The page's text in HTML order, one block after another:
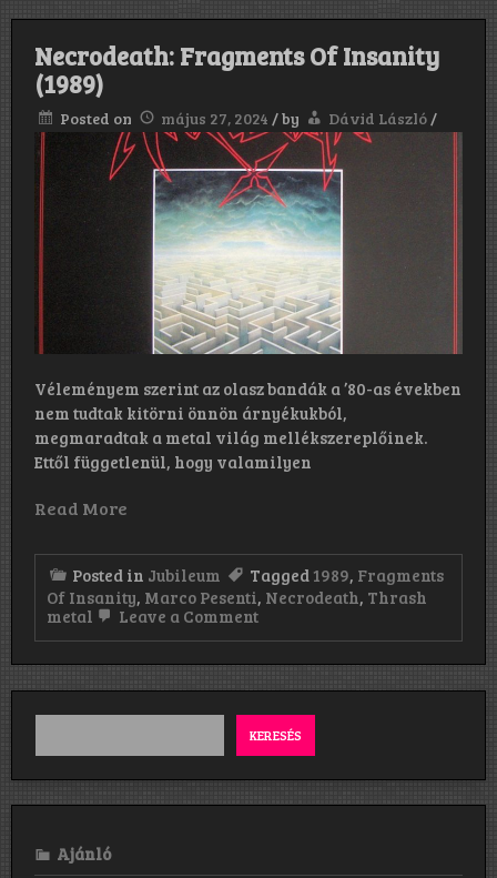
Necrodeath: Fragments Of Insanity
(1989)
Posted on május 27, 2024 /by Dávid László/
Véleményem szerint az olasz bandák a ’80-as években
nem tudtak kitörni önnön árnyékukból,
megmaradtak a metal világ mellékszereplőinek.
Ettől függetlenül, hogy valamilyen
Read More
Posted in Jubileum Tagged 1989, Fragments
Of Insanity, Marco Pesenti, Necrodeath, Thrash
metal
Leave a Commenton
Of
Insanity
(1989)
KERESÉS
Ajánló